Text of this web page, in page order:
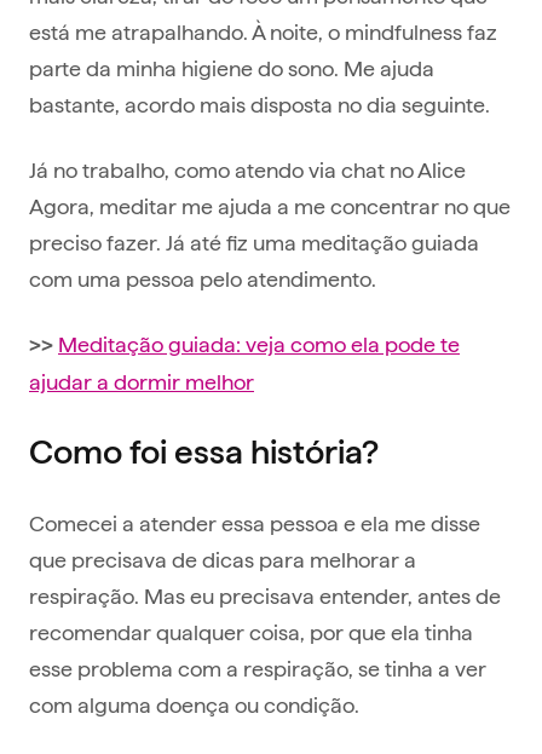
está me atrapalhando. À noite, o mindfulness faz
parte da minha higiene do sono. Me ajuda
bastante, acordo mais disposta no dia seguinte.
Já no trabalho, como atendo via chat no Alice
Agora, meditar me ajuda a me concentrar no que
preciso fazer. Já até fiz uma meditação guiada
com uma pessoa pelo atendimento.
>> Meditação guiada: veja como ela pode te
ajudar a dormir melhor
Como foi essa história?
Comecei a atender essa pessoa e ela me disse
que precisava de dicas para melhorar a
respiração. Mas eu precisava entender, antes de
recomendar qualquer coisa, por que ela tinha
esse problema com a respiração, se tinha a ver
com alguma doença ou condição.